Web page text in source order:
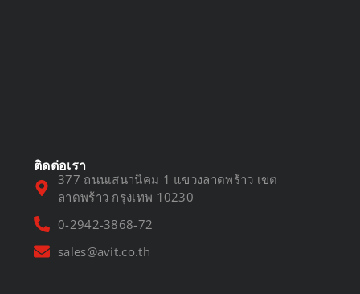
ติดต่อเรา
377 ถนนเสนานิคม 1 แขวงลาดพร้าว เขต
ลาดพร้าว กรุงเทพ 10230
0-2942-3868-72
sales@avit.co.th